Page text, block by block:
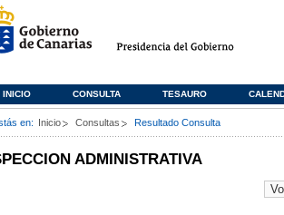
INICIO CONSULTA TESAURO
en: Inicio Consultas Resultado Consulta
ADMINISTRATIVA